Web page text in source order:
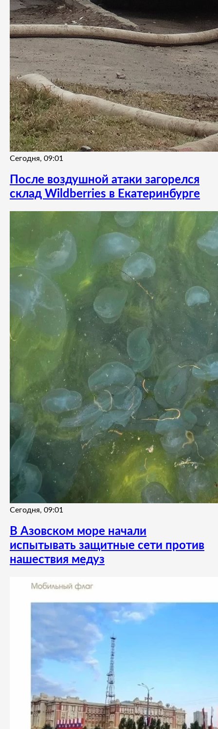
Сегодня, 09:01
После воздушной атаки загорелся
склад Wildberries в Екатеринбурге
Сегодня, 09:01
В Азовском море начали
испытывать защитные сети против
нашествия медуз